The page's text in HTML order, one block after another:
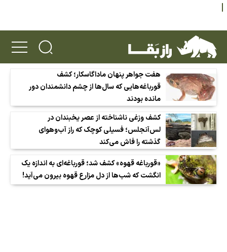
هفت جواهر پنهان ماداگاسکار؛ کشف
قورباغه‌هایی که سال‌ها از چشم دانشمندان دور
مانده بودند
کشف وزغی ناشناخته از عصر یخبندان در
لس‌آنجلس؛ فسیلی کوچک که راز آب‌وهوای
گذشته را فاش می‌کند
«قورباغه قهوه» کشف شد؛ قورباغه‌ای به اندازه یک
انگشت که شب‌ها از دل مزارع قهوه بیرون می‌آید!